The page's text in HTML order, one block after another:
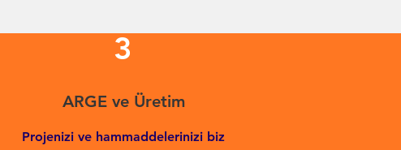
3
ARGE ve Üretim
Projenizi ve hammaddelerinizi biz